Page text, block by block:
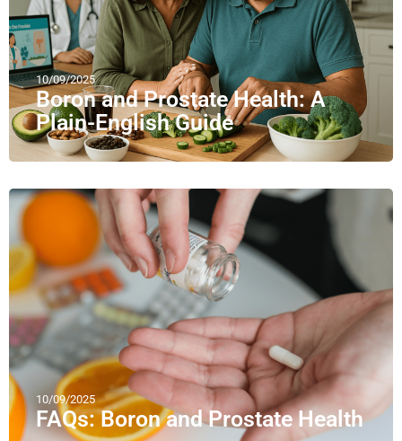
10/09/2025
Boron and Prostate Health: A
Plain-English Guide
10/09/2025
FAQs: Boron and Prostate Health